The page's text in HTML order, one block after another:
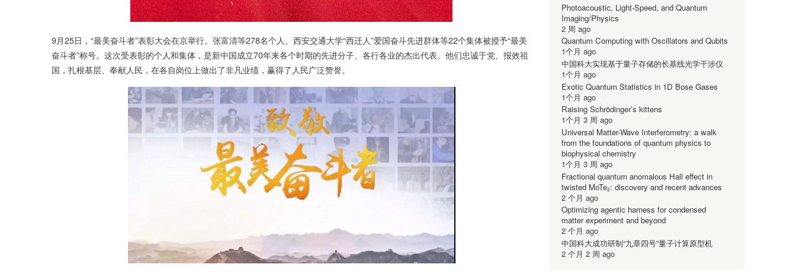
9月25日，“最美奋斗者”表彰大会在京举行。张富清等278名个人、西安交通大学“西迁人”爱国奋斗先进群体等22个集体被授予“最美
奋斗者”称号。这次受表彰的个人和集体，是新中国成立70年来各个时期的先进分子、各行各业的杰出代表。他们忠诚于党、报效祖
国，扎根基层、奉献人民，在各自岗位上做出了非凡业绩，赢得了人民广泛赞誉。
Photoacoustic, Light-Speed, and Quantum
Imaging/Physics
2 周 ago
Quantum Computing with Oscillators and Qubits
1个月 ago
中国科大实现基于量子存储的长基线光学干涉仪
1个月 ago
Exotic Quantum Statistics in 1D Bose Gases
1个月 ago
Raising Schrödinger’s kittens
1个月 3 周 ago
Universal Matter-Wave Interferometry: a walk
from the foundations of quantum physics to
biophysical chemistry
1个月 3 周 ago
Fractional quantum anomalous Hall effect in
twisted MoTe₂: discovery and recent advances
2 个月 ago
Optimizing agentic harness for condensed
matter experiment and beyond
2 个月 ago
中国科大成功研制“九章四号”量子计算原型机
2 个月 2 周 ago